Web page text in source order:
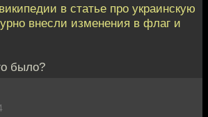
в статье про украинскую
внесли изменения в флаг и
было?